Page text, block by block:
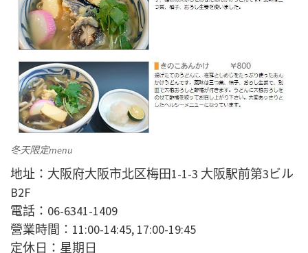
冬天限定menu
地址：大阪府大阪市北区梅田1-1-3 大阪駅前第3ビル
B2F
電話：06-6341-1409
營業時間：11:00-14:45, 17:00-19:45
定休日：星期日